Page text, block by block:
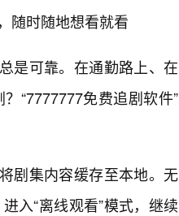
随时随地想看就看
是可靠。在通勤路上、在
“7777777免费追剧软件”
剧集内容缓存至本地。无
入“离线观看”模式，继续